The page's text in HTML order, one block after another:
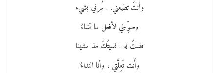
وأنتَ تطيعني… مُرني بشيء
وصوِّبني لأفعل ما تشاءُ
فقلتُ له : نسيتُكَ مذ مشينا
وأَنت تَعِلَّتي ، وأنا النداءُ